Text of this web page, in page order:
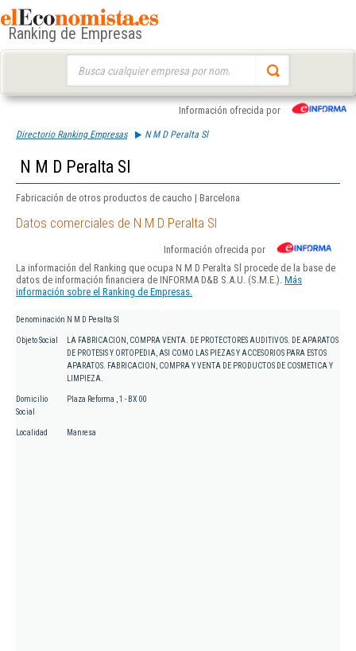
Ranking de Empresas
Información ofrecida por
Directorio Ranking Empresas N M D Peralta Sl
N M D Peralta Sl
Fabricación de otros productos de caucho | Barcelona
Datos comerciales de N M D Peralta Sl
Información ofrecida por
La información del Ranking que ocupa N M D Peralta Sl procede de la base de
datos de información financiera de INFORMA D&B S.A.U. (S.M.E.). Más
información sobre el Ranking de Empresas.
Denominación N M D Peralta Sl
Objeto Social
LA FABRICACION, COMPRA VENTA. DE PROTECTORES AUDITIVOS. DE APARATOS
DE PROTESIS Y ORTOPEDIA, ASI COMO LAS PIEZAS Y ACCESORIOS PARA ESTOS
APARATOS. FABRICACION, COMPRA Y VENTA DE PRODUCTOS DE COSMETICA Y
LIMPIEZA.
Domicilio
Social
Plaza Reforma , 1 - BX 00
Localidad Manresa